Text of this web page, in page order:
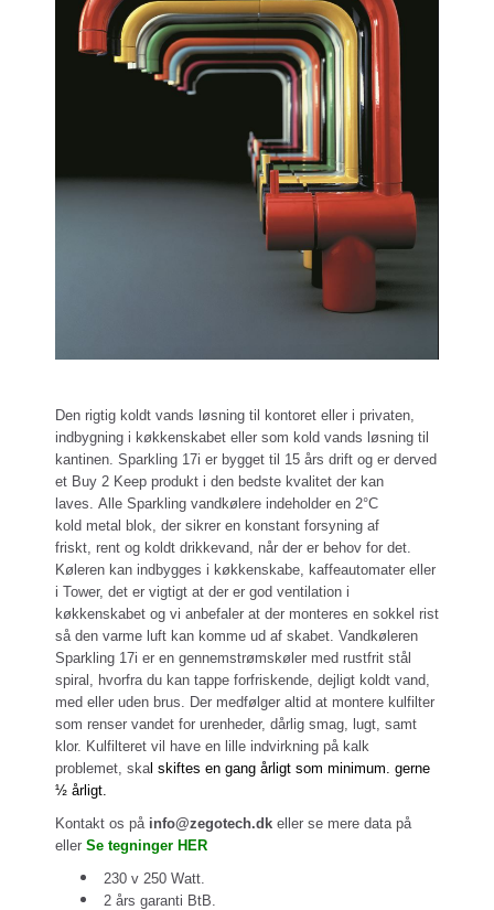
Den rigtig koldt vands løsning til kontoret eller i privaten,
indbygning i køkkenskabet eller som kold vands løsning til
kantinen. Sparkling 17i er bygget til 15 års drift og er derved
et Buy 2 Keep produkt i den bedste kvalitet der kan
laves. Alle Sparkling vandkølere indeholder en 2°C
kold metal blok, der sikrer en konstant forsyning af
friskt, rent og koldt drikkevand, når der er behov for det.
Køleren kan indbygges i køkkenskabe, kaffeautomater eller
i Tower, det er vigtigt at der er god ventilation i
køkkenskabet og vi anbefaler at der monteres en sokkel rist
så den varme luft kan komme ud af skabet. Vandkøleren
Sparkling 17i er en gennemstrømskøler med rustfrit stål
spiral, hvorfra du kan tappe forfriskende, dejligt koldt vand,
med eller uden brus.
Der medfølger altid at montere kulfilter
som renser vandet for urenheder, dårlig smag, lugt, samt
klor. Kulfilteret vil have en lille indvirkning på kalk
problemet, ska l skiftes en gang årligt som minimum. gerne
½ årligt.
Kontakt os på info@zegotech.dk eller se mere data på
eller Se tegninger HER
230 v 250 Watt.
2 års garanti BtB.